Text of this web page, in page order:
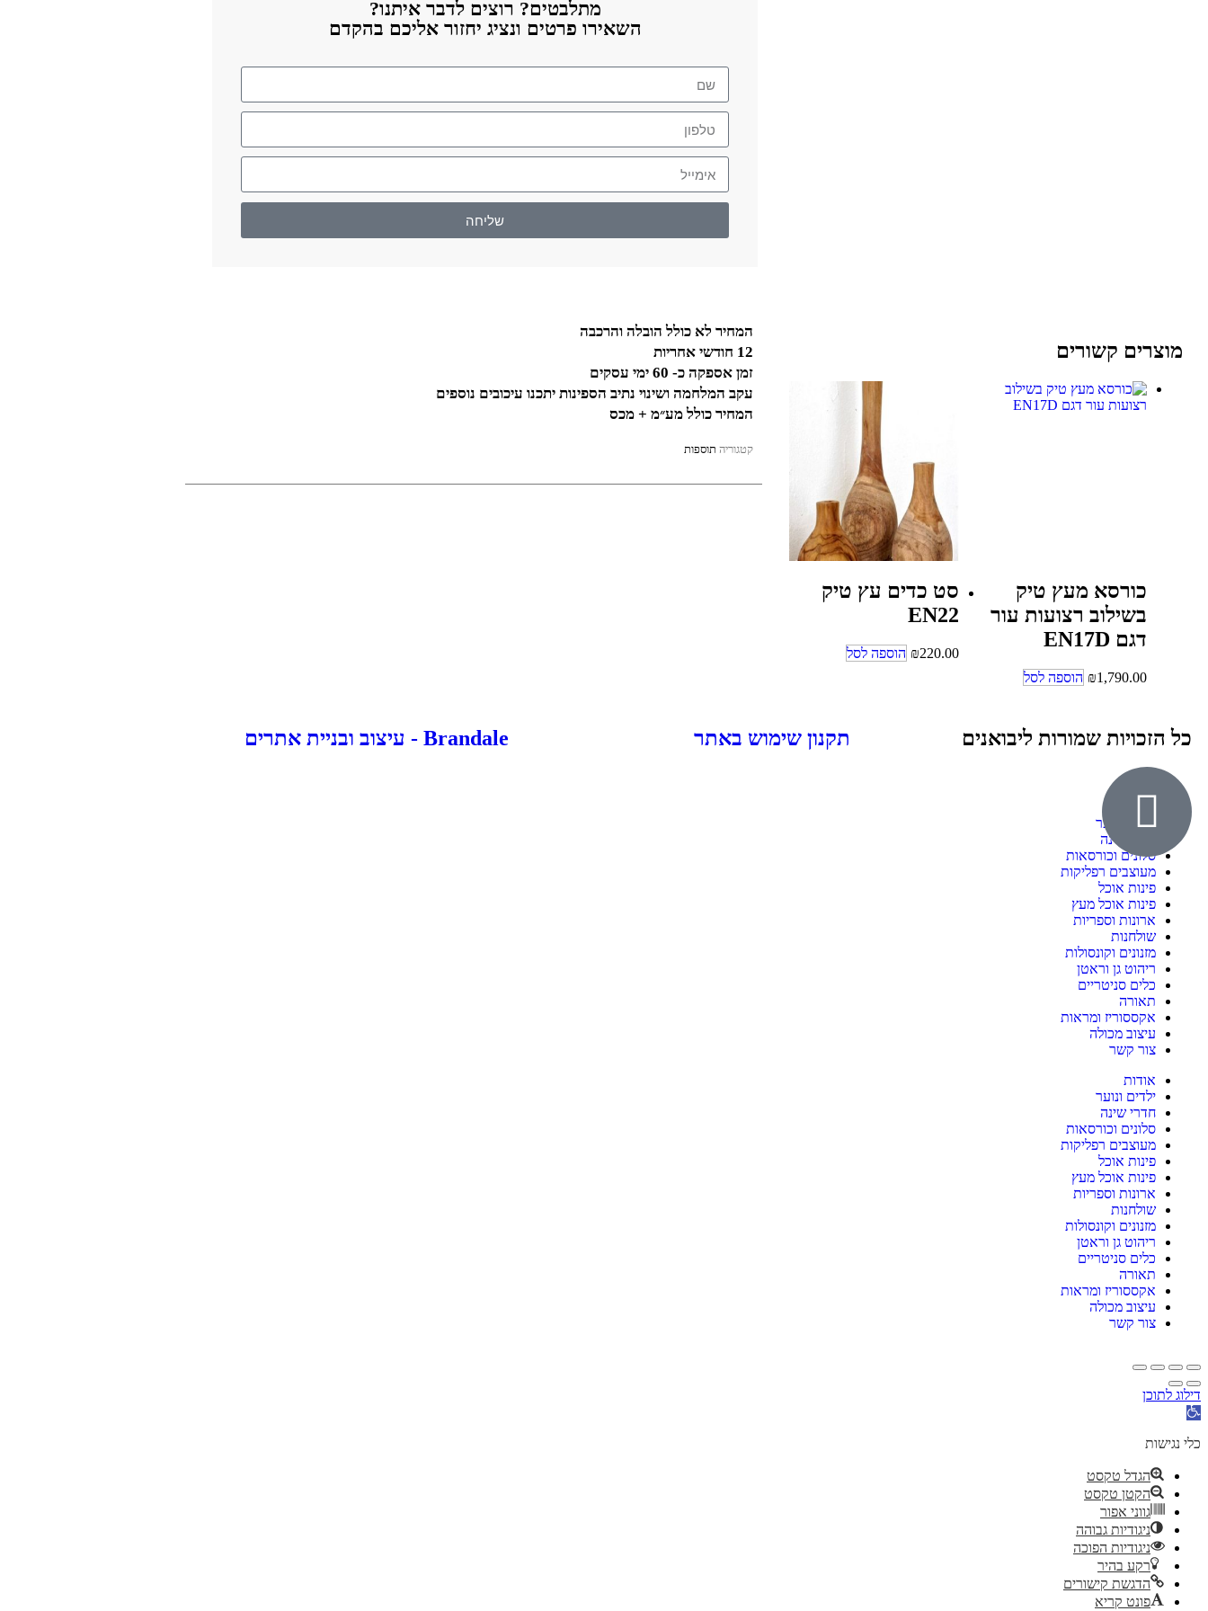
מתלבטים? רוצים לדבר איתנו?
השאירו פרטים ונציג יחזור אליכם בהקדם
שליחה
מוצרים קשורים
כורסא מעץ טיק
בשילוב רצועות עור
דגם EN17D
₪1,790.00 הוספה לסל
סט כדים עץ טיק
EN22
₪220.00 הוספה לסל
המחיר לא כולל הובלה והרכבה
12 חודשי אחריות
זמן אספקה כ- 60 ימי עסקים
עקב המלחמה ושינוי נתיב הספינות יתכנו עיכובים נוספים
המחיר כולל מע״מ + מכס
קטגוריה תוספות
כל הזכויות שמורות ליבואנים תקנון שימוש באתר Brandale - עיצוב ובניית אתרים
ילדים ונוער
חדרי שינה
סלונים וכורסאות
מעוצבים רפליקות
פינות אוכל
פינות אוכל מעץ
ארונות וספריות
שולחנות
מזנונים וקונסולות
ריהוט גן וראטן
כלים סניטריים
תאורה
אקססוריז ומראות
עיצוב מכולה
צור קשר
אודות
ילדים ונוער
חדרי שינה
סלונים וכורסאות
מעוצבים רפליקות
פינות אוכל
פינות אוכל מעץ
ארונות וספריות
שולחנות
מזנונים וקונסולות
ריהוט גן וראטן
כלים סניטריים
תאורה
אקססוריז ומראות
עיצוב מכולה
צור קשר
דילוג לתוכן
פתח
נגישות
כלי נגישות
הגדל טקסט
הקטן טקסט
גווני אפור
ניגודיות גבוהה
ניגודיות הפוכה
רקע בהיר
הדגשת קישורים
פונט קריא